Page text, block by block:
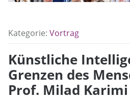
Kategorie: Vortrag
Künstliche
Grenzen des
Prof. Milad Karimi